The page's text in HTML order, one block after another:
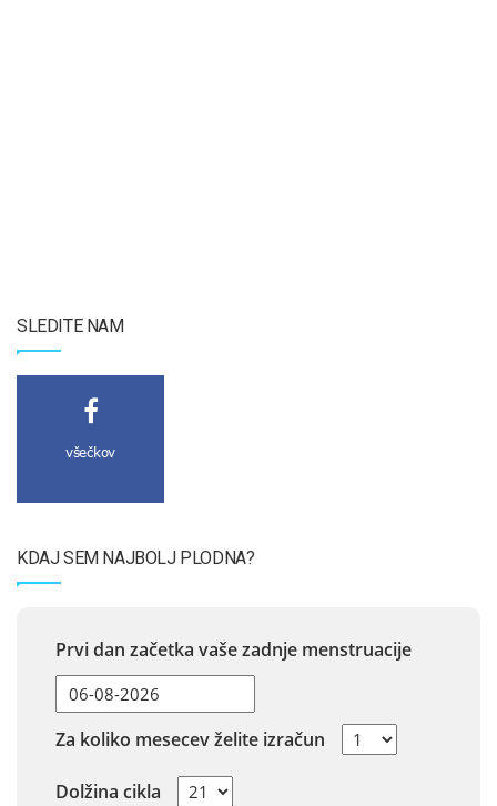
SLEDITE NAM
všečkov
KDAJ SEM NAJBOLJ PLODNA?
Prvi dan začetka vaše zadnje menstruacije
Za koliko mesecev želite izračun
Dolžina cikla